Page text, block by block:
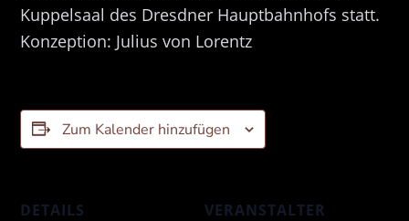
Kuppelsaal des Dresdner Hauptbahnhofs statt.
Konzeption: Julius von Lorentz
Zum Kalender hinzufügen
DETAILS
VERANSTALTER